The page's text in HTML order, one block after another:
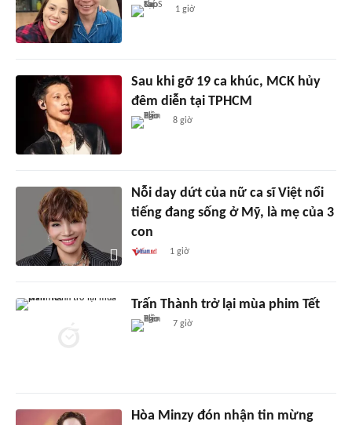
1 giờ
Sau khi gỡ 19 ca khúc, MCK hủy
đêm diễn tại TPHCM
8 giờ
Nỗi day dứt của nữ ca sĩ Việt nổi
tiếng đang sống ở Mỹ, là mẹ của 3
con
1 giờ
Trấn Thành trở lại mùa phim Tết
7 giờ
Hòa Minzy đón nhận tin mừng